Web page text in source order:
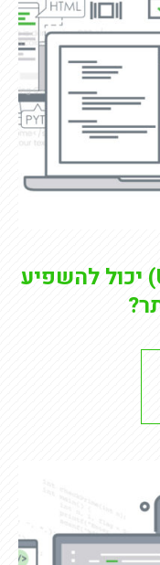
עיצוב חווית משתמש (UX) יכול להשפיע